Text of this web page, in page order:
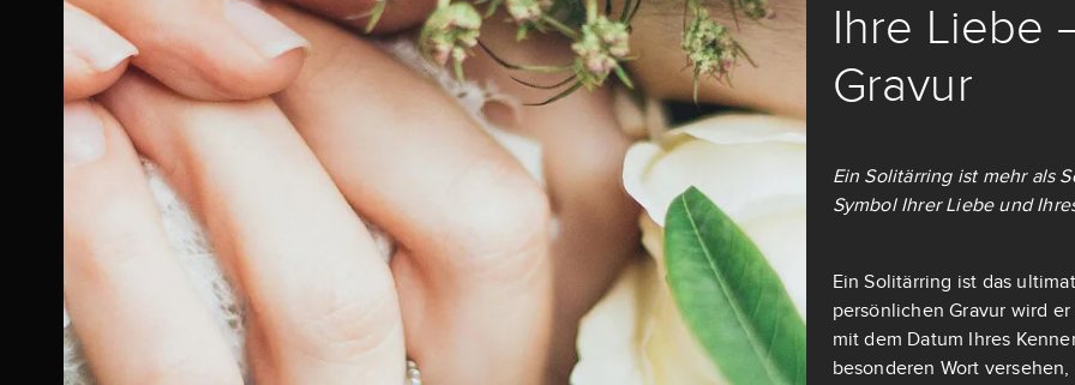
Ihre Liebe
Gravur
Ein Solitärring ist mehr als
Symbol Ihrer Liebe und
Ein Solitärring ist das
persönlichen Gravur wird
mit dem Datum Ihres
besonderen Wort